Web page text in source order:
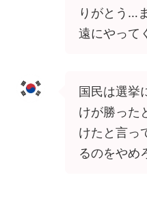
りがとう…
遠にやって
国民は選挙
けが勝った
けたと言っ
るのをやめ